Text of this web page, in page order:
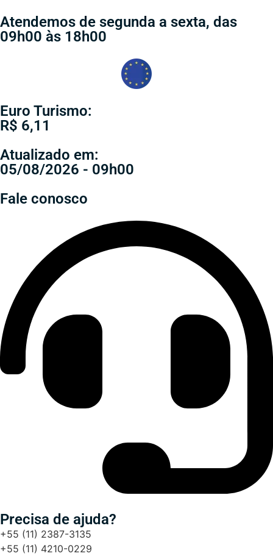
Atendemos de segunda a sexta, das
09h00 às 18h00
Euro Turismo:
R$ 6,11
Atualizado em:
05/08/2026 - 09h00
Fale conosco
Precisa de ajuda?
+55 (11) 2387-3135
+55 (11) 4210-0229